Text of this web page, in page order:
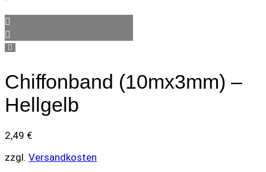
Chiffonband (10mx3mm) –
Hellgelb
2,49 €
zzgl. Versandkosten